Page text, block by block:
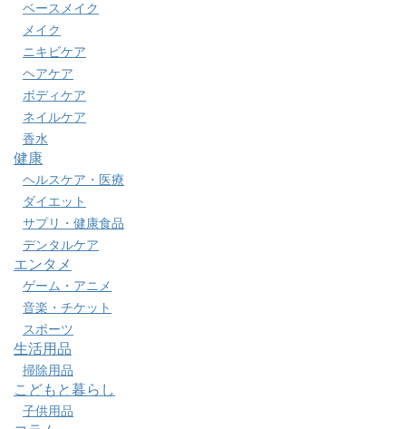
ベースメイク
メイク
ニキビケア
ヘアケア
ボディケア
ネイルケア
香水
健康
ヘルスケア・医療
ダイエット
サプリ・健康食品
デンタルケア
エンタメ
ゲーム・アニメ
音楽・チケット
スポーツ
生活用品
掃除用品
こどもと暮らし
子供用品